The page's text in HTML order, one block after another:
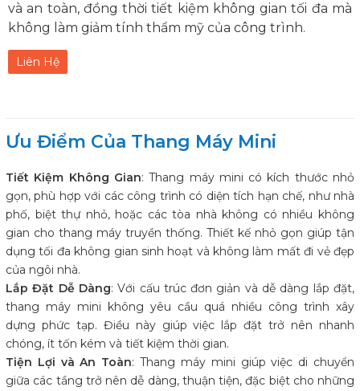
và an toàn, đồng thời tiết kiệm không gian tối đa mà
không làm giảm tính thẩm mỹ của công trình.
Liên Hệ
Ưu Điểm Của Thang Máy Mini
Tiết Kiệm Không Gian: Thang máy mini có kích thước nhỏ
gọn, phù hợp với các công trình có diện tích hạn chế, như nhà
phố, biệt thự nhỏ, hoặc các tòa nhà không có nhiều không
gian cho thang máy truyền thống. Thiết kế nhỏ gọn giúp tận
dụng tối đa không gian sinh hoạt và không làm mất đi vẻ đẹp
của ngôi nhà.
Lắp Đặt Dễ Dàng: Với cấu trúc đơn giản và dễ dàng lắp đặt,
thang máy mini không yêu cầu quá nhiều công trình xây
dựng phức tạp. Điều này giúp việc lắp đặt trở nên nhanh
chóng, ít tốn kém và tiết kiệm thời gian.
Tiện Lợi và An Toàn: Thang máy mini giúp việc di chuyển
giữa các tầng trở nên dễ dàng, thuận tiện, đặc biệt cho những